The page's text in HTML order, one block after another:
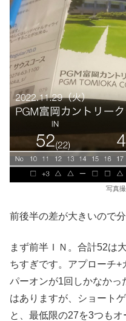
写真
前後半の差が大きいので
まず前半ＩＮ。合計52は
ちすぎです。アプローチ
パーオンが1回しかなかっ
はありますが、ショート
と、最低限の27を3つも